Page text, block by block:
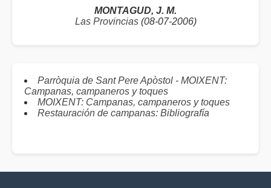
MONTAGUD, J. M.
Las Provincias(08-07-2006)
Parròquia de Sant Pere Apòstol - MOIXENT:
Campanas, campaneros y toques
MOIXENT: Campanas, campaneros y toques
Restauración de campanas: Bibliografía